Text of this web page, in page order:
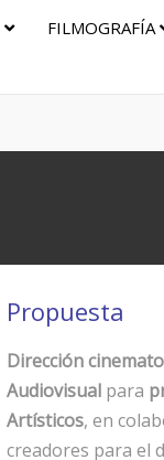
FILMOGRAFÍA
Propuesta
Dirección
Audiovisual para
Artísticos, en
creadores para el